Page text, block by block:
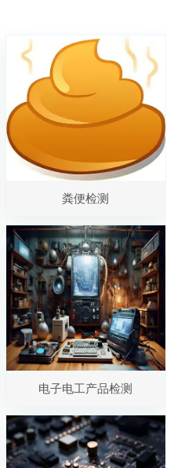
粪便检测
电子电工产品检测